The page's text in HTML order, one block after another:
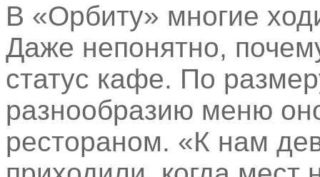
В «Орбиту» многие
Даже непонятно,
статус кафе. По
разнообразию меню
рестораном. «К нам